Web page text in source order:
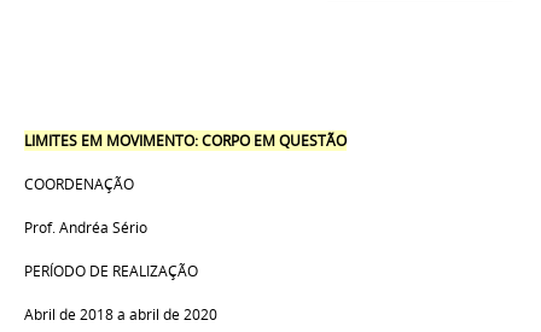
LIMITES EM MOVIMENTO: CORPO EM QUESTÃO
COORDENAÇÃO
Prof. Andréa Sério
PERÍODO DE REALIZAÇÃO
Abril de 2018 a abril de 2020